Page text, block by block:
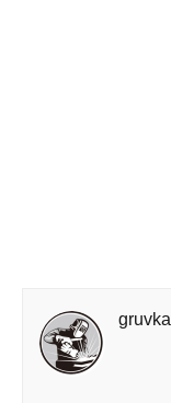
gruvka